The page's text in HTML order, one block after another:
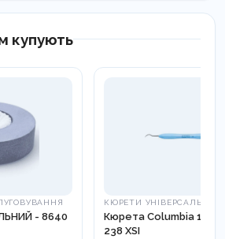
купують
- 8640
КЮРЕТИ УНІВЕРСАЛЬНІ
Кюрета Columbia 13-
238 XSI